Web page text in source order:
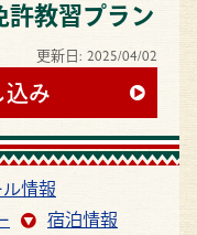
教習プラン
更新日: 2025/04/02
み
情報
宿泊情報